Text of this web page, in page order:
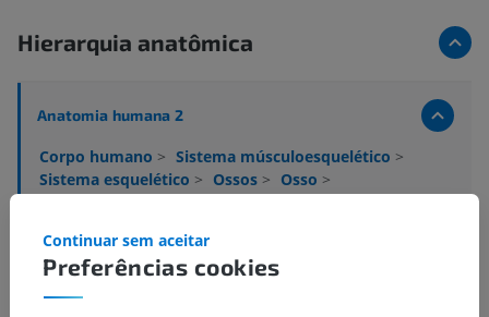
Hierarquia anatômica
Anatomia humana 2
Corpo humano > Sistema músculoesquelético >
Sistema esquelético > Ossos > Osso >
Estruturas subjacentes:
subjacente para esta parte anatômica
Preferências cookies
Continuar sem aceitar